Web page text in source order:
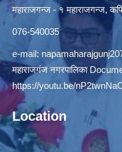
महाराजगन्ज - १ महाराजगन्ज,
076-540035
e-mail:
महाराजगंज नगरपालिका
https://youtu.be/
Location